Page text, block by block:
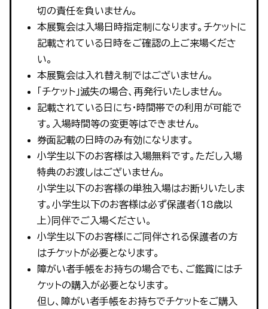
切の責任を負いません。
本展覧会は入場日時指定制になります。チケットに
記載されている日時をご確認の上ご来場くださ
い。
本展覧会は入れ替え制ではございません。
「チケット」滅失の場合、再発行いたしません。
記載されている日にち・時間帯での利用が可能で
す。入場時間等の変更等はできません。
券面記載の日時のみ有効になります。
小学生以下のお客様は入場無料です。ただし入場
特典のお渡しはございません。
小学生以下のお客様の単独入場はお断りいたしま
す。小学生以下のお客様は必ず保護者（18歳以
上）同伴でご入場ください。
小学生以下のお客様にご同伴される保護者の方
はチケットが必要となります。
障がい者手帳をお持ちの場合でも、ご鑑賞にはチ
ケットの購入が必要となります。
但し、障がい者手帳をお持ちでチケットをご購入